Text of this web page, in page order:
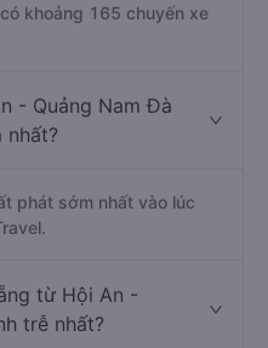
khoảng 165 chuyến xe
- Quảng Nam Đà
nhất?
phát sớm nhất vào lúc
từ Hội An -
trễ nhất?